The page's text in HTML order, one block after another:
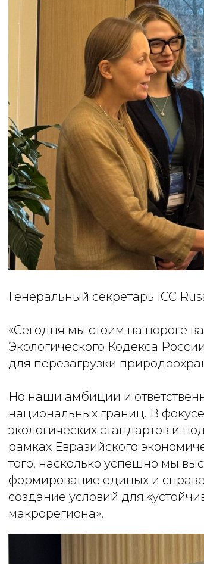
Генеральный секретарь ICC
«Сегодня мы стоим на пороге
Экологического Кодекса
для перезагрузки
Но наши амбиции и
национальных границ. В
экологических стандартов и
рамках Евразийского
того, насколько успешно мы
формирование единых и
создание условий для
макрорегиона».